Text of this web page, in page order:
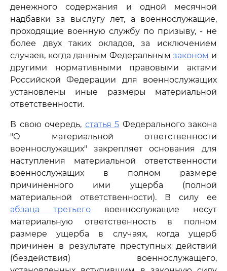
денежного содержания и одной месячной
надбавки за выслугу лет, а военнослужащие,
проходящие военную службу по призыву, - не
более двух таких окладов, за исключением
случаев, когда данным Федеральнымзаконом и
другими нормативными правовыми актами
Российской Федерации для военнослужащих
установлены иные размеры материальной
ответственности.
В свою очередь, статья 5 Федерального закона
"О материальной ответственности
военнослужащих" закрепляет основания для
наступления материальной ответственности
военнослужащих в полном размере
причиненного ими ущерба (полной
материальной ответственности). В силу ее
абзаца третьего военнослужащие несут
материальную ответственность в полном
размере ущерба в случаях, когда ущерб
причинен в результате преступных действий
(бездействия) военнослужащего,